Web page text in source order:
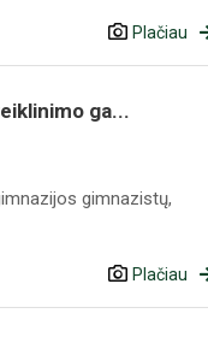
Plačiau
ga...
gimnazistų,
Plačiau